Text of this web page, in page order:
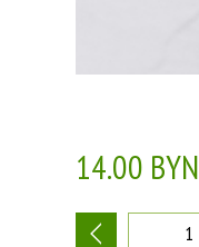
14.00 BYN
-